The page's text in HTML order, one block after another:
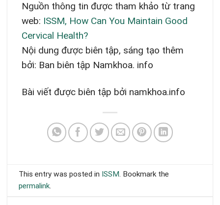
Nguồn thông tin được tham khảo từ trang
web: ISSM, How Can You Maintain Good
Cervical Health?
Nội dung được biên tập, sáng tạo thêm
bởi: Ban biên tập Namkhoa. info
Bài viết được biên tập bởi namkhoa.info
This entry was posted in ISSM. Bookmark the
permalink.